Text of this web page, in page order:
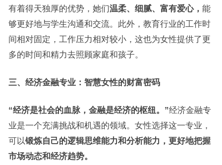
有着得天独厚的优势，她们温柔、细腻、富有爱心， 能
够更好地与学生沟通和交流。此外，教育行业的工作时
间相对固定，工作压力相对较小，这也为女性提供了更
多的时间和精力去照顾家庭和孩子。
三、经济金融专业：智慧女性的财富密码
“经济是社会的血脉，金融是经济的枢纽。”经济金融专
业是一个充满挑战和机遇的领域。女性选择这一专业，
可以锻炼自己的逻辑思维能力和分析能力，更好地把握
市场动态和经济趋势。